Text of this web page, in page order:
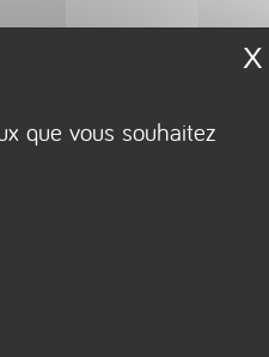
que vous souhaitez
X